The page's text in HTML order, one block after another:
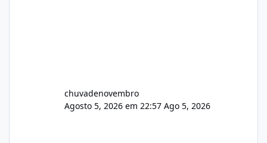
chuvadenovembro
Agosto 5, 2026 em 22:57 Ago 5, 2026